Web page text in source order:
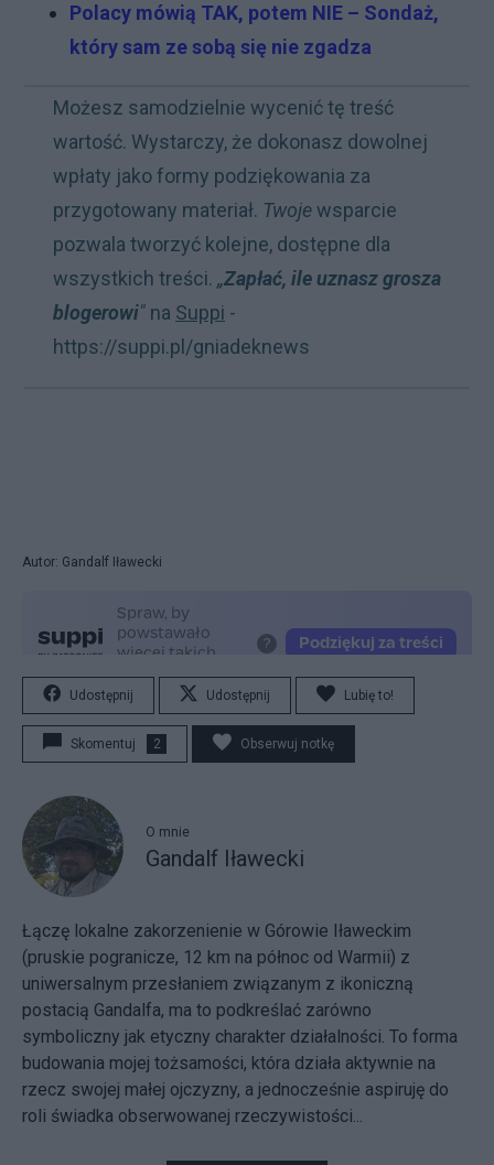
Polacy mówią TAK, potem NIE – Sondaż,
który sam ze sobą się nie zgadza
Możesz samodzielnie wycenić tę treść
wartość. Wystarczy, że dokonasz dowolnej
wpłaty jako formy podziękowania za
przygotowany materiał. Twojewsparcie
pozwala tworzyć kolejne, dostępne dla
wszystkich treści. „Zapłać, ile uznasz grosza
blogerowi" na Suppi -
https://suppi.pl/gniadeknews
Autor: Gandalf Iławecki
Udostępnij Udostępnij Lubię to!
Skomentuj 2 Obserwuj notkę
O mnie
Gandalf Iławecki
Łączę lokalne zakorzenienie w Górowie Iławeckim
(pruskie pogranicze, 12 km na północ od Warmii) z
uniwersalnym przesłaniem związanym z ikoniczną
postacią Gandalfa, ma to podkreślać zarówno
symboliczny jak etyczny charakter działalności. To forma
budowania mojej tożsamości, która działa aktywnie na
rzecz swojej małej ojczyzny, a jednocześnie aspiruję do
roli świadka obserwowanej rzeczywistości...